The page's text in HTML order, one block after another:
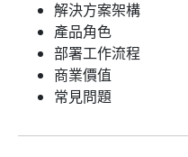
解決方案架構
產品角色
部署工作流程
商業價值
常見問題